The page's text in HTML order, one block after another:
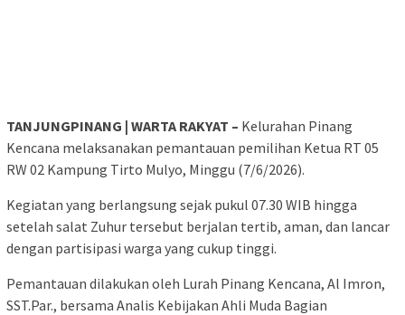
TANJUNGPINANG | WARTA RAKYAT – Kelurahan Pinang
Kencana melaksanakan pemantauan pemilihan Ketua RT 05
RW 02 Kampung Tirto Mulyo, Minggu (7/6/2026).
Kegiatan yang berlangsung sejak pukul 07.30 WIB hingga
setelah salat Zuhur tersebut berjalan tertib, aman, dan lancar
dengan partisipasi warga yang cukup tinggi.
Pemantauan dilakukan oleh Lurah Pinang Kencana, Al Imron,
SST.Par., bersama Analis Kebijakan Ahli Muda Bagian